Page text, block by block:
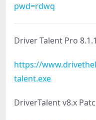
pwd=rdwq
Driver Talent Pro
https://
talent.exe
DriverTalent v8.x